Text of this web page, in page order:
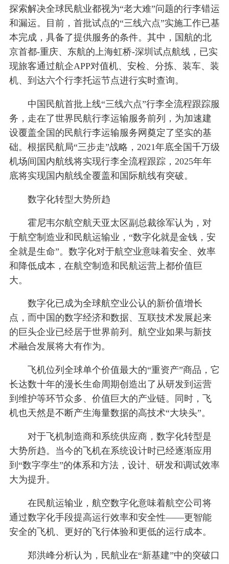
探索解决全球民航业都视为“老大难”问题的行李错运
和漏运。目前，首批试点的“三线六点”实施工作已基
本完成，具备了提供服务的条件。其中，国航的北
京首都-重庆、东航的上海虹桥-深圳试点航线，已实
现旅客通过航企APP对值机、安检、分拣、装车、装
机、到达六个行李托运节点进行实时查询。
中国民航首批上线“三线六点”行李全流程跟踪服
务，走在了世界民航行李运输服务前列，为加速建
设覆盖全国的民航行李运输服务网奠定了坚实的基
础。根据民航局“三步走”战略，2021年底全国千万级
机场间国内航线将实现行李全流程跟踪，2025年年
底将实现国内航线全覆盖和国际航线有突破。
数字化转型大势所趋
霍尼韦尔航空航天亚太区副总裁徐军认为，对
于航空制造业和民航运输业，“数字化就是金钱，安
全就是生命”。数字化对于航空业意味着安全、效率
和降低成本，在航空制造和民航运营上都价值巨
大。
数字化已成为全球航空业公认的新价值增长
点，而中国的数字经济和数据、互联技术发展起来
的巨头企业已经居于世界前列。航空业如果与新技
术融合发展将大有作为。
飞机位列全球单个价值最大的“重资产”商品，它
长达数十年的漫长生命周期创造出了从研发到运营
到维护等环节众多、价值巨大的产业链。同时，飞
机也天然是不断产生海量数据的高技术“大块头”。
对于飞机制造商和系统供应商，数字化转型是
大势所趋。当今的飞机在系统设计时已经逐渐应用
到“数字孪生”的体系和方法，设计、研发和调试效率
大为提升。
在民航运输业，航空数字化意味着航空公司将
通过数字化手段提高运行效率和安全性——更智能
安全的飞机、更好的飞行体验和更低的运行成本。
郑洪峰分析认为，民航业在“新基建”中的突破口